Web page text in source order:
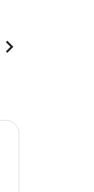
chevron_right
นอ
อเสนอ
นหาข้อเสนอ
ค้นหาข้อเสนอ
ค้นหาข้อ
disclaimer. ค้น